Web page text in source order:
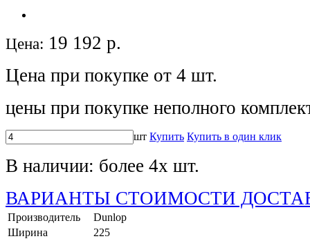
Цена: 19 192 р.
Цена при покупке от 4 шт.
цены при покупке неполного
шт Купить Купить в один клик
В наличии: более 4х шт.
ВАРИАНТЫ СТОИМОСТИ
Производитель
Dunlop
Ширина
225